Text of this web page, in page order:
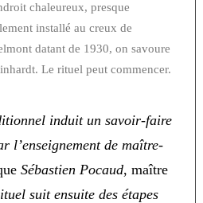
chaleureux, presque
installé au creux de
datant de 1930, on savoure
Le rituel peut commencer.
induit un savoir-faire
l’enseignement de maître-
Sébastien Pocaud, maître
suit ensuite des étapes